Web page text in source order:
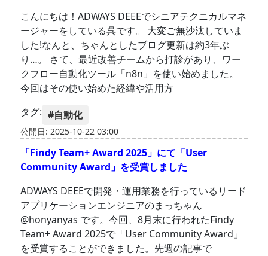
こんにちは！ADWAYS DEEEでシニアテクニカルマネ
ージャーをしている呉です。 大変ご無沙汰していま
した!なんと、ちゃんとしたブログ更新は約3年ぶ
り…。 さて、最近改善チームから打診があり、ワー
クフロー自動化ツール「n8n」を使い始めました。
今回はその使い始めた経緯や活用方
タグ: #自動化
公開日: 2025-10-22 03:00
「Findy Team+ Award 2025」にて「User
Community Award」を受賞しました
ADWAYS DEEEで開発・運用業務を行っているリード
アプリケーションエンジニアのまっちゃん
@honyanyas です。今回、8月末に行われたFindy
Team+ Award 2025で「User Community Award」
を受賞することができました。先週の記事で